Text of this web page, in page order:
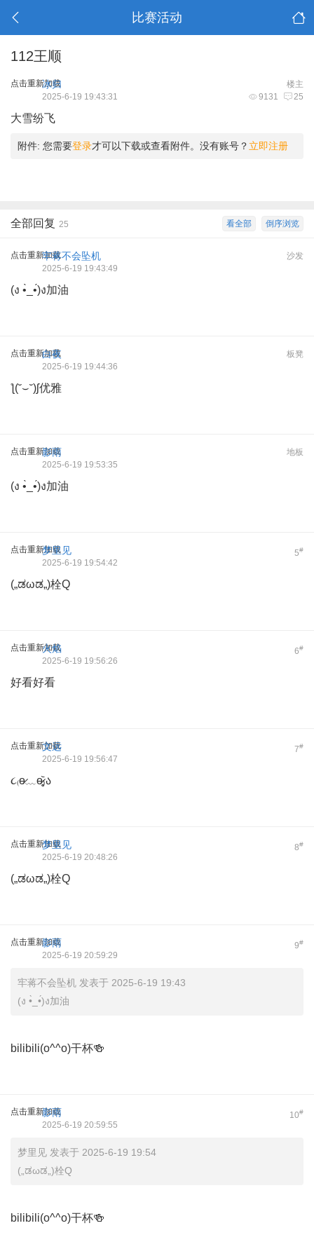
比赛活动
112王顺
点击重新加载 楼主
冰归
9131 25
2025-6-19 19:43:31
大雪纷飞
附件: 您需要登录才可以下载或查看附件。没有账号？ 立即注册
倒序浏览
看全部
全部回复 25
点击重新加载 沙发
牢蒋不会坠机
2025-6-19 19:43:49
(ง •̀_•́)ง加油
点击重新加载 板凳
白夜
2025-6-19 19:44:36
ƪ(˘⌣˘)ʃ优雅
点击重新加载 地板
影雨
2025-6-19 19:53:35
(ง •̀_•́)ง加油
点击重新加载 5#
梦里见
2025-6-19 19:54:42
(„ಡωಡ„)栓Q
点击重新加载 6#
火焰
2025-6-19 19:56:26
好看好看
点击重新加载 7#
文远
2025-6-19 19:56:47
૮₍ɵ̷﹏ɵ̷̥̥᷅₎ა
点击重新加载 8#
梦里见
2025-6-19 20:48:26
(„ಡωಡ„)栓Q
点击重新加载 9#
影雨
2025-6-19 20:59:29
牢蒋不会坠机 发表于 2025-6-19 19:43
(ง •̀_•́)ง加油
bilibili(o^^o)干杯🍻
点击重新加载 10#
影雨
2025-6-19 20:59:55
梦里见 发表于 2025-6-19 19:54
(„ಡωಡ„)栓Q
bilibili(o^^o)干杯🍻